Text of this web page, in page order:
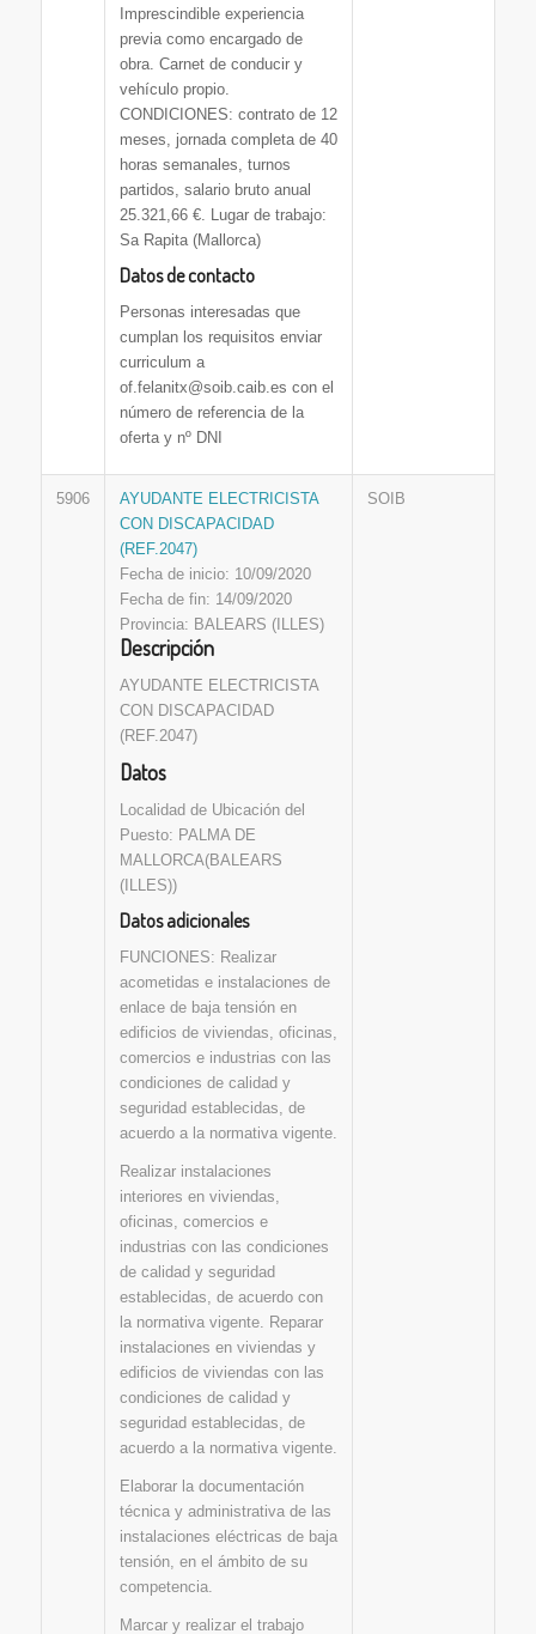
Imprescindible experiencia
previa como encargado de
obra. Carnet de conducir y
vehículo propio.
CONDICIONES: contrato de 12
meses, jornada completa de 40
horas semanales, turnos
partidos, salario bruto anual
25.321,66 €. Lugar de trabajo:
Sa Rapita (Mallorca)
Datos de contacto
Personas interesadas que
cumplan los requisitos enviar
curriculum a
of.felanitx@soib.caib.es con el
número de referencia de la
oferta y nº DNI
5906
AYUDANTE ELECTRICISTA
CON DISCAPACIDAD
(REF.2047)
Fecha de inicio: 10/09/2020
Fecha de fin: 14/09/2020
Provincia: BALEARS (ILLES)
Descripción
AYUDANTE ELECTRICISTA
CON DISCAPACIDAD
(REF.2047)
Datos
Localidad de Ubicación del
Puesto: PALMA DE
MALLORCA(BALEARS
(ILLES))
Datos adicionales
FUNCIONES: Realizar
acometidas e instalaciones de
enlace de baja tensión en
edificios de viviendas, oficinas,
comercios e industrias con las
condiciones de calidad y
seguridad establecidas, de
acuerdo a la normativa vigente.
Realizar instalaciones
interiores en viviendas,
oficinas, comercios e
industrias con las condiciones
de calidad y seguridad
establecidas, de acuerdo con
la normativa vigente. Reparar
instalaciones en viviendas y
edificios de viviendas con las
condiciones de calidad y
seguridad establecidas, de
acuerdo a la normativa vigente.
Elaborar la documentación
técnica y administrativa de las
instalaciones eléctricas de baja
tensión, en el ámbito de su
competencia.
Marcar y realizar el trabajo
SOIB